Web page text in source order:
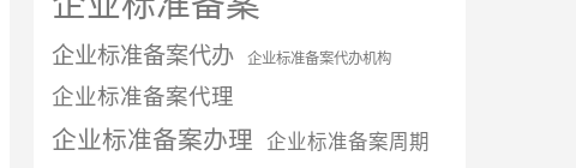
企业标准备案代办 企业标准备案代办机构
企业标准备案代理
企业标准备案办理 企业标准备案周期